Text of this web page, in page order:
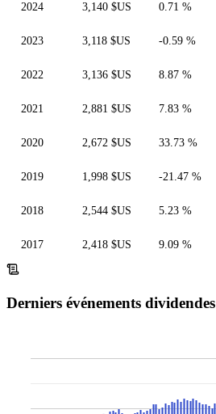
2024 3,140 $US 0.71 %
2023 3,118 $US -0.59 %
2022 3,136 $US 8.87 %
2021 2,881 $US 7.83 %
2020 2,672 $US 33.73 %
2019 1,998 $US -21.47 %
2018 2,544 $US 5.23 %
2017 2,418 $US 9.09 %
Derniers événements dividendes